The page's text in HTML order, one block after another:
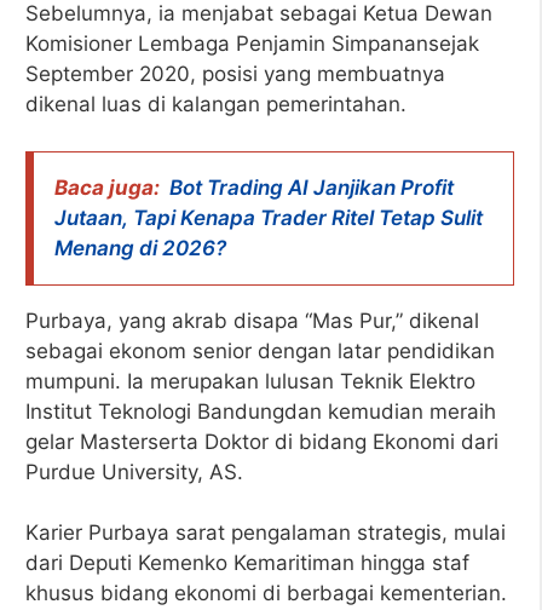
Sebelumnya, ia menjabat sebagai Ketua Dewan
Komisioner Lembaga Penjamin Simpanansejak
September 2020, posisi yang membuatnya
dikenal luas di kalangan pemerintahan.
Baca juga: Bot Trading AI Janjikan Profit
Jutaan, Tapi Kenapa Trader Ritel Tetap Sulit
Menang di 2026?
Purbaya, yang akrab disapa “Mas Pur,” dikenal
sebagai ekonom senior dengan latar pendidikan
mumpuni. Ia merupakan lulusan Teknik Elektro
Institut Teknologi Bandungdan kemudian meraih
gelar Masterserta Doktor di bidang Ekonomi dari
Purdue University, AS.
Karier Purbaya sarat pengalaman strategis, mulai
dari Deputi Kemenko Kemaritiman hingga staf
khusus bidang ekonomi di berbagai kementerian.